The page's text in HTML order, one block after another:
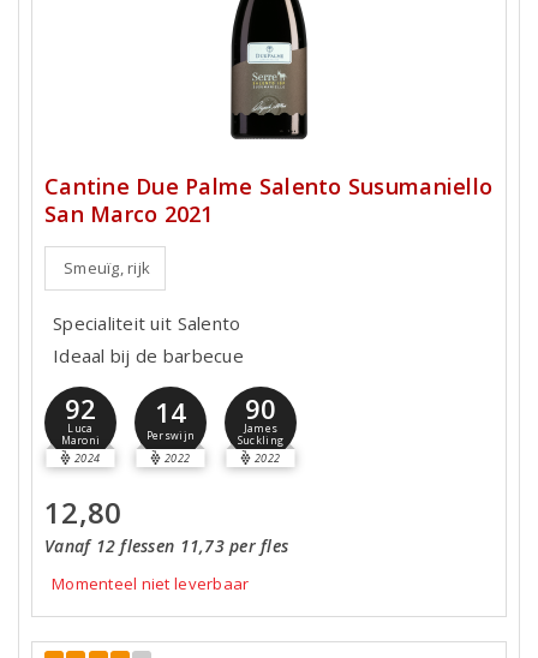
Cantine Due Palme Salento Susumaniello
San Marco 2021
Smeuïg, rijk
Specialiteit uit Salento
Ideaal bij de barbecue
92
Luca
Maroni
2024
14
Perswijn
2022
90
James
Suckling
2022
12,80
Vanaf 12 flessen 11,73 per fles
Momenteel niet leverbaar